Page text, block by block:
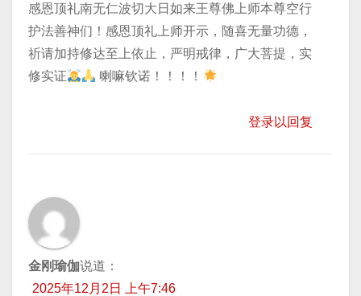
感恩顶礼南无仁波切大日如来王尊佛上师本尊空行
护法善神们！感恩顶礼上师开示，随喜无量功德，
祈请加持修达至上​依止，严明戒律，广大菩提，实
修实证
喇嘛钦诺！！！！
登录以回复
金刚瑜伽说道：
2025年12月2日 上午7:46